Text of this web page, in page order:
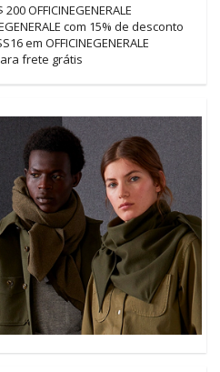
OFFICINEGENERALE
com 15% de desconto
em OFFICINEGENERALE
frete grátis